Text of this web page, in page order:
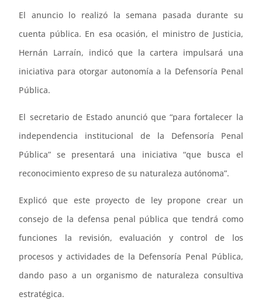
El anuncio lo realizó la semana pasada durante su
cuenta pública. En esa ocasión, el ministro de Justicia,
Hernán Larraín, indicó que la cartera impulsará una
iniciativa para otorgar autonomía a la Defensoría Penal
Pública.
El secretario de Estado anunció que “para fortalecer la
independencia institucional de la Defensoría Penal
Pública” se presentará una iniciativa “que busca el
reconocimiento expreso de su naturaleza autónoma”.
Explicó que este proyecto de ley propone crear un
consejo de la defensa penal pública que tendrá como
funciones la revisión, evaluación y control de los
procesos y actividades de la Defensoría Penal Pública,
dando paso a un organismo de naturaleza consultiva
estratégica.